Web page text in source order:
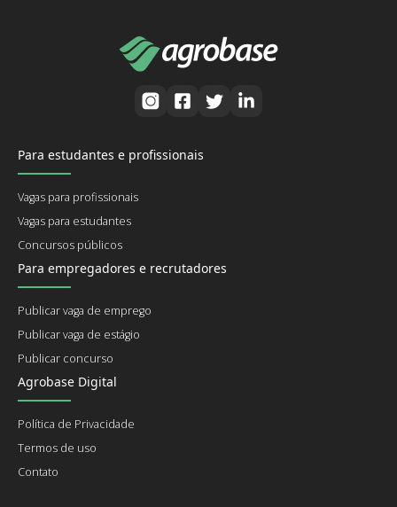
Para estudantes e profissionais
Vagas para profissionais
Vagas para estudantes
Concursos públicos
Para empregadores e recrutadores
Publicar vaga de emprego
Publicar vaga de estágio
Publicar concurso
Agrobase Digital
Política de Privacidade
Termos de uso
Contato